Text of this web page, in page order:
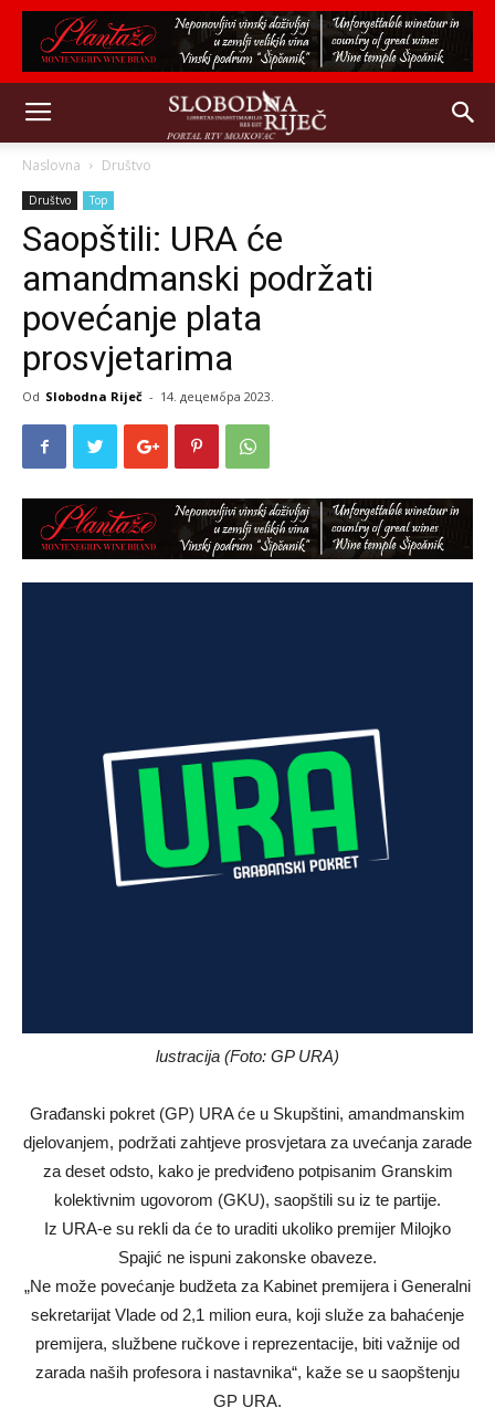
Naslovna Društvo
Društvo Top
Saopštili: URA će
amandmanski podržati
povećanje plata
prosvjetarima
Od Slobodna Riječ - 14. децембра 2023.
lustracija (Foto: GP URA)
Građanski pokret (GP) URA će u Skupštini, amandmanskim
djelovanjem, podržati zahtjeve prosvjetara za uvećanja zarade
za deset odsto, kako je predviđeno potpisanim Granskim
kolektivnim ugovorom (GKU), saopštili su iz te partije.
Iz URA-e su rekli da će to uraditi ukoliko premijer Milojko
Spajić ne ispuni zakonske obaveze.
„Ne može povećanje budžeta za Kabinet premijera i Generalni
sekretarijat Vlade od 2,1 milion eura, koji služe za bahaćenje
premijera, službene ručkove i reprezentacije, biti važnije od
zarada naših profesora i nastavnika“, kaže se u saopštenju
GP URA.